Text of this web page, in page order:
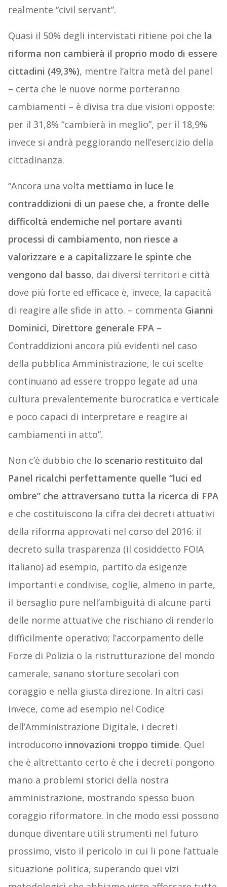
realmente “civil servant”.
Quasi il 50% degli intervistati ritiene poi che la
riforma non cambierà il proprio modo di essere
cittadini (49,3%), mentre l’altra metà del panel
– certa che le nuove norme porteranno
cambiamenti – è divisa tra due visioni opposte:
per il 31,8% “cambierà in meglio”, per il 18,9%
invece si andrà peggiorando nell’esercizio della
cittadinanza.
“Ancora una volta mettiamo in luce le
contraddizioni di un paese che, a fronte delle
difficoltà endemiche nel portare avanti
processi di cambiamento, non riesce a
valorizzare e a capitalizzare le spinte che
vengono dal basso, dai diversi territori e città
dove più forte ed efficace è, invece, la capacità
di reagire alle sfide in atto. – commenta Gianni
Dominici, Direttore generale FPA –
Contraddizioni ancora più evidenti nel caso
della pubblica Amministrazione, le cui scelte
continuano ad essere troppo legate ad una
cultura prevalentemente burocratica e verticale
e poco capaci di interpretare e reagire ai
cambiamenti in atto”.
Non c’è dubbio che lo scenario restituito dal
Panel ricalchi perfettamente quelle “luci ed
ombre” che attraversano tutta la ricerca di FPA
e che costituiscono la cifra dei decreti attuativi
della riforma approvati nel corso del 2016: il
decreto sulla trasparenza (il cosiddetto FOIA
italiano) ad esempio, partito da esigenze
importanti e condivise, coglie, almeno in parte,
il bersaglio pure nell’ambiguità di alcune parti
delle norme attuative che rischiano di renderlo
difficilmente operativo; l’accorpamento delle
Forze di Polizia o la ristrutturazione del mondo
camerale, sanano storture secolari con
coraggio e nella giusta direzione. In altri casi
invece, come ad esempio nel Codice
dell’Amministrazione Digitale, i decreti
introducono innovazioni troppo timide. Quel
che è altrettanto certo è che i decreti pongono
mano a problemi storici della nostra
amministrazione, mostrando spesso buon
coraggio riformatore. In che modo essi possono
dunque diventare utili strumenti nel futuro
prossimo, visto il pericolo in cui li pone l’attuale
situazione politica, superando quei vizi